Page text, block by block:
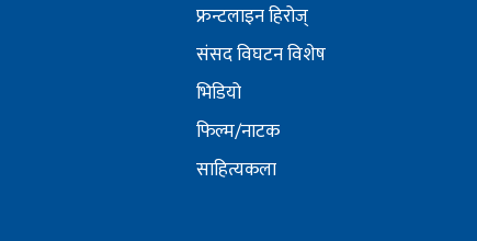
फ्रन्टलाइन हिरोज्
संसद विघटन विशेष
भिडियो
फिल्म/नाटक
साहित्यकला